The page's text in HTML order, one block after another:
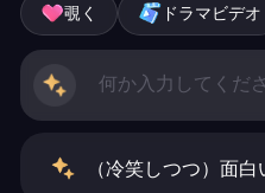
覗く ドラマビデオ
（冷笑しつつ）面